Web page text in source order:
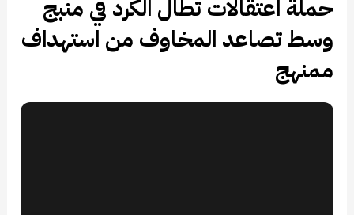
حملة اعتقالات تطال الكرد في منبج
وسط تصاعد المخاوف من استهداف
ممنهج